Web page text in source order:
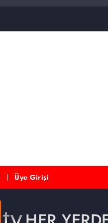
Üye Girişi